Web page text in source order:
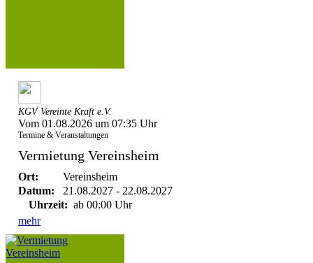
KGV Vereinte Kraft e.V.
Vom 01.08.2026 um 07:35 Uhr
Termine & Veranstaltungen
Vermietung Vereinsheim
Ort:
Vereinsheim
Datum:
21.08.2027 - 22.08.2027
Uhrzeit: ab 00:00 Uhr
mehr